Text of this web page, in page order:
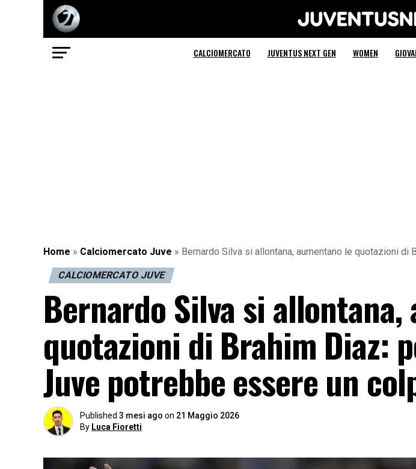
Juventus
CALCIOMERCATO JUVENTUS NEXT GEN WOMEN
Home » Calciomercato Juve » Bernardo Silva si allontana, aumentano le quotazioni
CALCIOMERCATO JUVE
Bernardo Silva si allontana,
quotazioni di Brahim Diaz:
Juve potrebbe essere un
Published 3 mesi ago on 21 Maggio 2026
By Luca Fioretti